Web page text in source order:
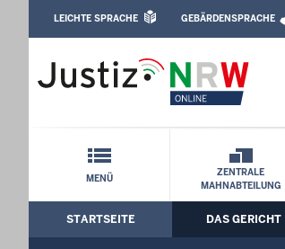
Amtsgericht Hagen:
Leichte Sprache,
LEICHTE SPRACHE GEBÄRDENSPRACHE
Schnellnavigation mit
MENÜ
ZENTRALE
MAHNABTEILUNG
Hauptmenü:
STARTSEITE DAS GERICHT